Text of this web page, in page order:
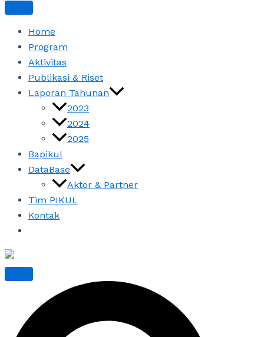
Home
Program
Aktivitas
Publikasi & Riset
Laporan Tahunan
2023
2024
2025
Bapikul
DataBase
Aktor & Partner
Tim PIKUL
Kontak